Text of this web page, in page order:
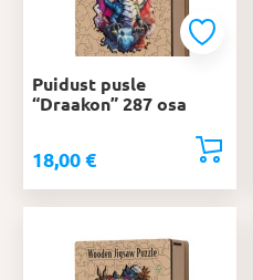
Puidust pusle
“Draakon” 287 osa
18,00 €